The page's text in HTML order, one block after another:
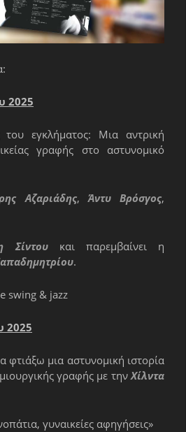
2025
του εγκλήματος: Μια αντρική
γραφής στο αστυνομικό
Αζαριάδης,Άντυ Βρόσγος,
Σίντουκαι παρεμβαίνει η
.
swing & jazz
2025
φτιάξω μια αστυνομική ιστορία
γραφής με τηνΧίλντα
γυναικείες αφηγήσεις»